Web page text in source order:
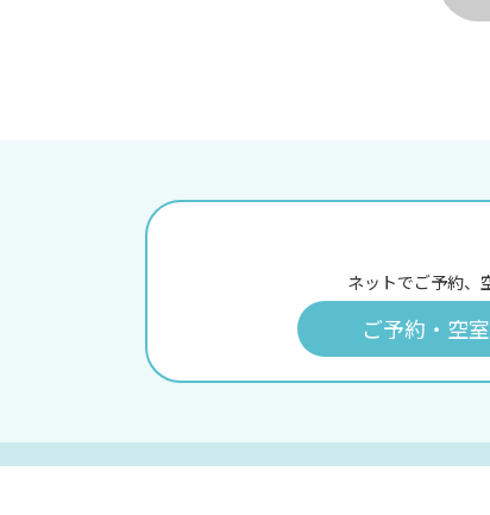
ネットでご予約、
ご予約・空